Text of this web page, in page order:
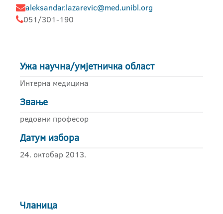
aleksandar.lazarevic@med.unibl.org
051/301-190
Ужа научна/умјетничка област
Интерна медицина
Звање
редовни професор
Датум избора
24. октобар 2013.
Чланица